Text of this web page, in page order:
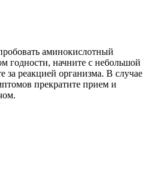
аминокислотный
годности, начните с небольшой
за реакцией организма. В случае
прекратите прием и